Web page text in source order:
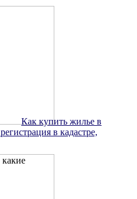
Как купить жилье в
в кадастре,